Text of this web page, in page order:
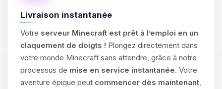
Livraison instantanée
Votre serveur Minecraft est prêt à l’emploi en un
claquement de doigts ! Plongez directement dans
votre monde Minecraft sans attendre, grâce à notre
processus de mise en service instantanée. Votre
aventure épique peut commencer dès maintenant